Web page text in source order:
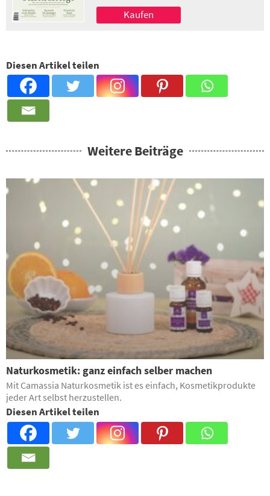
Kaufen
Diesen Artikel teilen
Weitere Beiträge
Naturkosmetik: ganz einfach selber machen
Mit Camassia Naturkosmetik ist es einfach, Kosmetikprodukte
jeder Art selbst herzustellen.
Diesen Artikel teilen